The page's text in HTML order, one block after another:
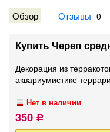
Обзор Отзывы 0
Купить Череп
Декорация из
аквариумистике
Нет в наличии
350 Р